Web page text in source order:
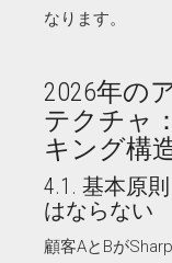
なります。
2026年の
テクチャ
キング構
4.1. 基本原
はならない
顧客AとBが